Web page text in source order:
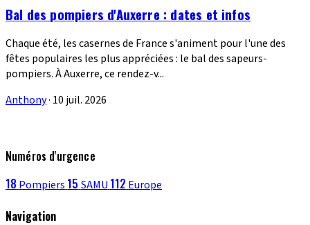
Bal des pompiers d'Auxerre : dates et infos
Chaque été, les casernes de France s'animent pour l'une des
fêtes populaires les plus appréciées : le bal des sapeurs-
pompiers. À Auxerre, ce rendez-v...
Anthony· 10 juil. 2026
Numéros d'urgence
18 Pompiers 15 SAMU 112 Europe
Navigation